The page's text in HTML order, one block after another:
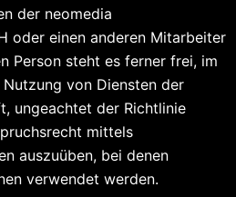
der neomedia
oder einen anderen Mitarbeiter
Person steht es ferner frei, im
von Diensten der
ungeachtet der Richtlinie
mittels
auszuüben, bei denen
verwendet werden.